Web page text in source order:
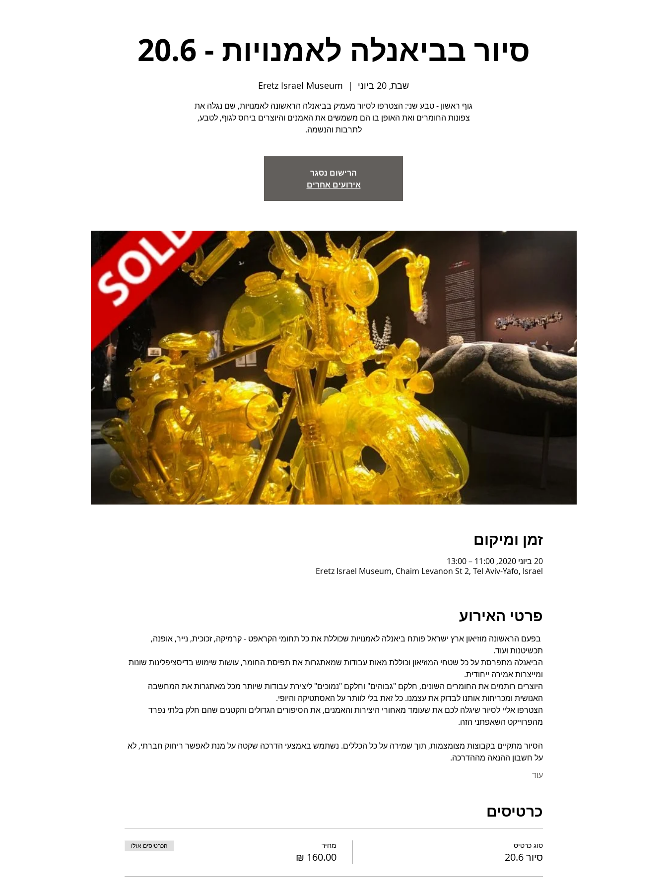
סיור בביאנלה לאמנויות - 20.6
שבת, 20 ביוני
  |
Eretz Israel Museum
גוף ראשון - טבע שני: הצטרפו לסיור מעמיק בביאנלה הראשונה לאמנויות, שם נגלה את
צפונות החומרים ואת האופן בו הם משמשים את האמנים והיוצרים ביחס לגוף, לטבע,
לתרבות והנשמה.
הרישום נסגר
אירועים אחרים
זמן ומיקום
20 ביוני 2020, 11:00 – 13:00
Eretz Israel Museum, Chaim Levanon St 2, Tel Aviv-Yafo, Israel
פרטי האירוע
בפעם הראשונה מוזיאון ארץ ישראל פותח ביאנלה לאמנויות שכוללת את כל תחומי הקראפט - קרמיקה, זכוכית, נייר, אופנה,
תכשיטנות ועוד.
הביאנלה מתפרסת על כל שטחי המוזיאון וכוללת מאות עבודות שמאתגרות את תפיסת החומר, עושות שימוש בדיסציפלינות שונות
ומייצרות אמירה ייחודית.
היוצרים רותמים את החומרים השונים, חלקם "גבוהים" וחלקם "נמוכים" ליצירת עבודות שיותר מכל מאתגרות את המחשבה
האנושית ומכריחות אותנו לבדוק את עצמנו. כל זאת בלי לוותר על האסתטיקה והיופי.
הצטרפו אליי לסיור שיגלה לכם את שעומד מאחורי היצירות והאמנים, את הסיפורים הגדולים והקטנים שהם חלק בלתי נפרד
מהפרוייקט השאפתני הזה.
הסיור מתקיים בקבוצות מצומצמות, תוך שמירה על כל הכללים. נשתמש באמצעי הדרכה שקטה על מנת לאפשר ריחוק חברתי, לא
על חשבון ההנאה מההדרכה.
עוד
כרטיסים
סוג כרטיס
סיור 20.6
מחיר הכרטיסים אזלו